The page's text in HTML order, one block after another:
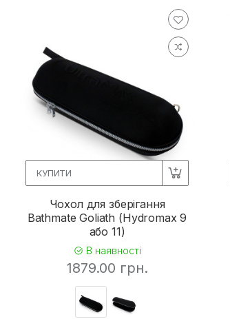
КУПИТИ
Чохол для зберігання
Bathmate Goliath (Hydromax 9
або 11)
В наявності
1879.00 грн.